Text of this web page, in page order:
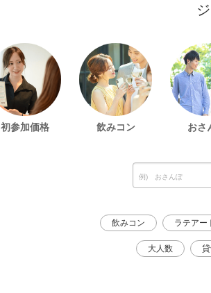
初参加価格 飲みコン おさ
飲みコン ラテアー
大人数